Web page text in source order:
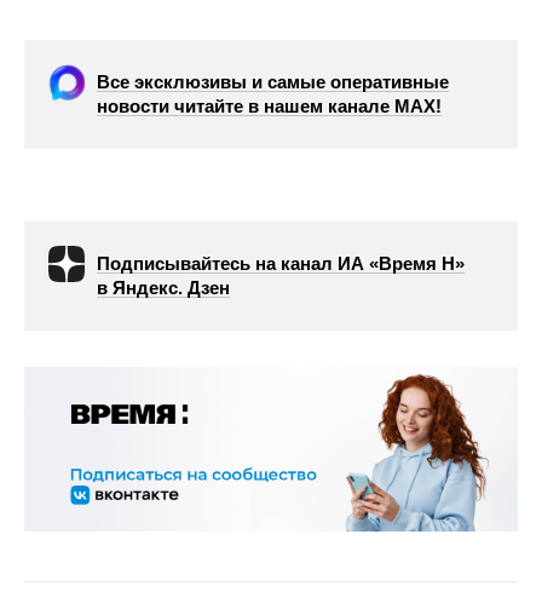
Все эксклюзивы и самые оперативные
новости читайте в нашем канале МАХ!
Подписывайтесь на канал ИА «Время Н»
в Яндекс. Дзен